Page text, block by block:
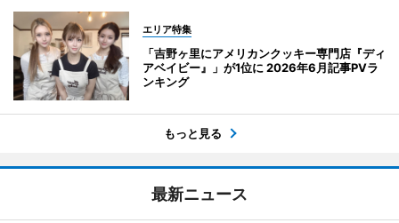
エリア特集
「吉野ヶ里にアメリカンクッキー専門店『ディ
アベイビー』」が1位に 2026年6月記事PVラ
ンキング
もっと見る
最新ニュース